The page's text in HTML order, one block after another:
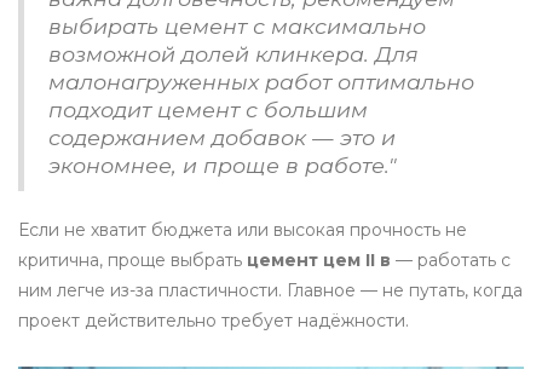
выбирать цемент с максимально
возможной долей клинкера. Для
малонагруженных работ оптимально
подходит цемент с большим
содержанием добавок — это и
экономнее, и проще в работе."
Если не хватит бюджета или высокая прочность не
критична, проще выбрать цемент цем II в — работать с
ним легче из-за пластичности. Главное — не путать, когда
проект действительно требует надёжности.